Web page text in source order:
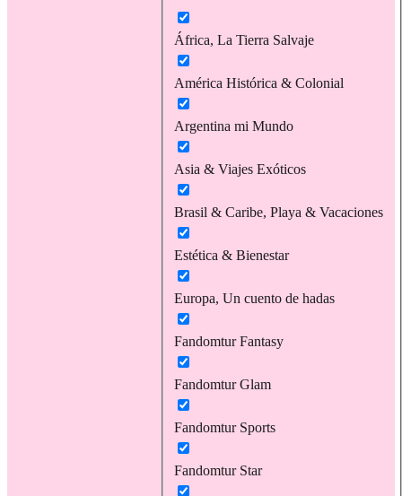
África, La Tierra Salvaje
América Histórica & Colonial
Argentina mi Mundo
Asia & Viajes Exóticos
Brasil & Caribe, Playa & Vacaciones
Estética & Bienestar
Europa, Un cuento de hadas
Fandomtur Fantasy
Fandomtur Glam
Fandomtur Sports
Fandomtur Star